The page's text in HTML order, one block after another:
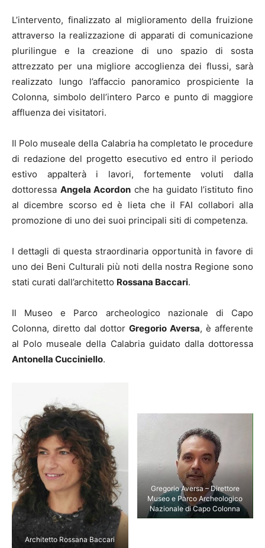
L’intervento, finalizzato al miglioramento della fruizione
attraverso la realizzazione di apparati di comunicazione
plurilingue e la creazione di uno spazio di sosta
attrezzato per una migliore accoglienza dei flussi, sarà
realizzato lungo l’affaccio panoramico prospiciente la
Colonna, simbolo dell’intero Parco e punto di maggiore
affluenza dei visitatori.
Il Polo museale della Calabria ha completato le procedure
di redazione del progetto esecutivo ed entro il periodo
estivo appalterà i lavori, fortemente voluti dalla
dottoressa Angela Acordon che ha guidato l’istituto fino
al dicembre scorso ed è lieta che il FAI collabori alla
promozione di uno dei suoi principali siti di competenza.
I dettagli di questa straordinaria opportunità in favore di
uno dei Beni Culturali più noti della nostra Regione sono
stati curati dall’architetto Rossana Baccari.
Il Museo e Parco archeologico nazionale di Capo
Colonna, diretto dal dottor Gregorio Aversa, è afferente
al Polo museale della Calabria guidato dalla dottoressa
Antonella Cucciniello.
Architetto Rossana Baccari
Gregorio Aversa – Direttore
Museo e Parco Archeologico
Nazionale di Capo Colonna